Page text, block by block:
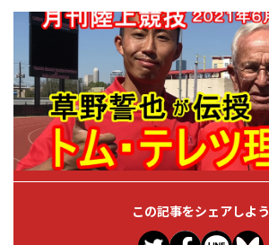
この記事をシェアしよう